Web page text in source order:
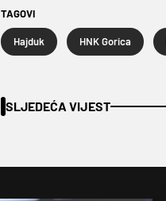
TAGOVI
Hajduk HNK Gorica
SLJEDEĆA VIJEST